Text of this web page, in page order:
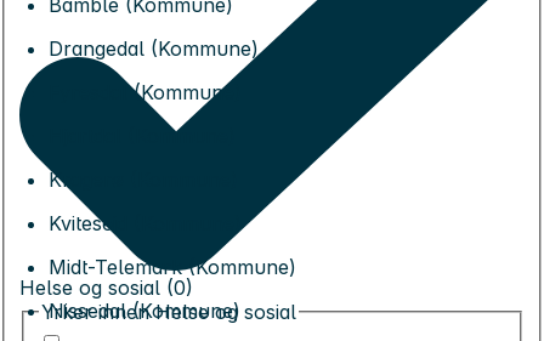
Bamble (Kommune)
Drangedal (Kommune)
Fyresdal (Kommune)
Hjartdal (Kommune)
Kragerø (Kommune)
Kviteseid (Kommune)
Midt-Telemark (Kommune)
Nissedal (Kommune)
Helse og sosial (0)
Yrker innen Helse og sosial